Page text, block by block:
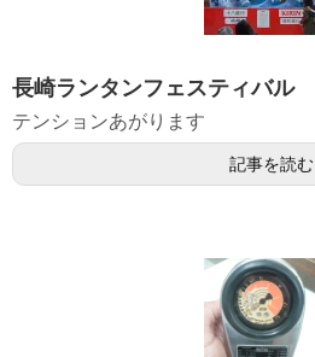
長崎ランタンフェスティバル
テンションあがります
記事を読む